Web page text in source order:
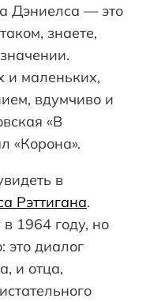
Дэниелса — это
знаете,
и маленьких,
вдумчиво и
«В
«Корона».
в
Рэттигана.
1964 году, но
это диалог
и отца,